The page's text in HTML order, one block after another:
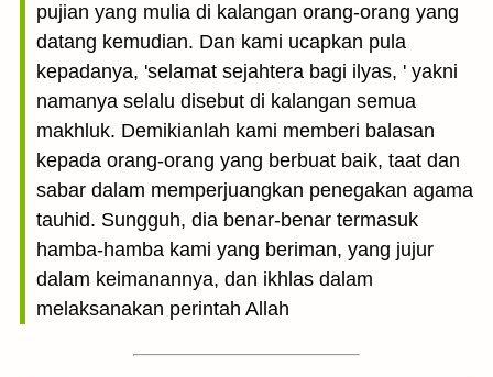
pujian yang mulia di kalangan orang-orang yang
datang kemudian. Dan kami ucapkan pula
kepadanya, 'selamat sejahtera bagi ilyas, ' yakni
namanya selalu disebut di kalangan semua
makhluk. Demikianlah kami memberi balasan
kepada orang-orang yang berbuat baik, taat dan
sabar dalam memperjuangkan penegakan agama
tauhid. Sungguh, dia benar-benar termasuk
hamba-hamba kami yang beriman, yang jujur
dalam keimanannya, dan ikhlas dalam
melaksanakan perintah Allah